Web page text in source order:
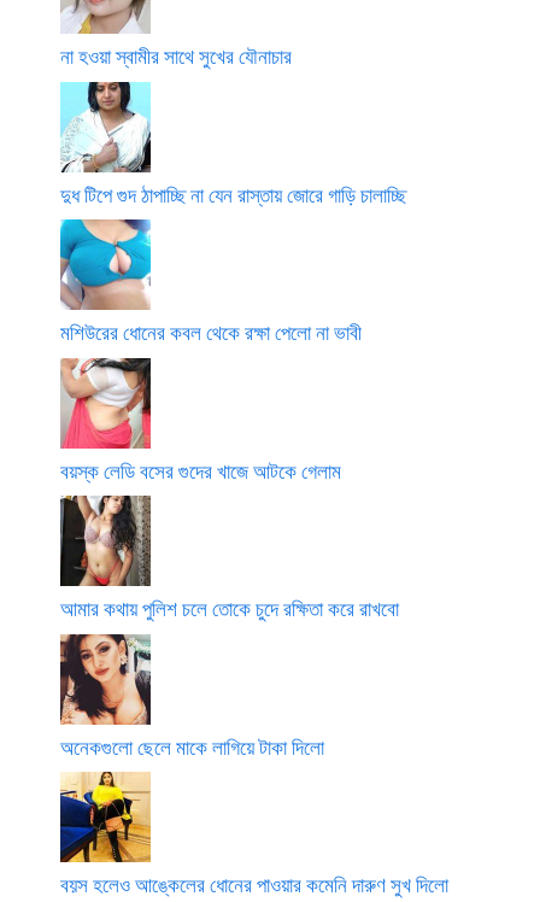
না হওয়া স্বামীর সাথে সুখের যৌনাচার
দুধ টিপে গুদ ঠাপাচ্ছি না যেন রাস্তায় জোরে গাড়ি চালাচ্ছি
মশিউরের ধোনের কবল থেকে রক্ষা পেলো না ভাবী
বয়স্ক লেডি বসের গুদের খাজে আটকে গেলাম
আমার কথায় পুলিশ চলে তোকে চুদে রক্ষিতা করে রাখবো
অনেকগুলো ছেলে মাকে লাগিয়ে টাকা দিলো
বয়স হলেও আঙ্কেলের ধোনের পাওয়ার কমেনি দারুণ সুখ দিলো